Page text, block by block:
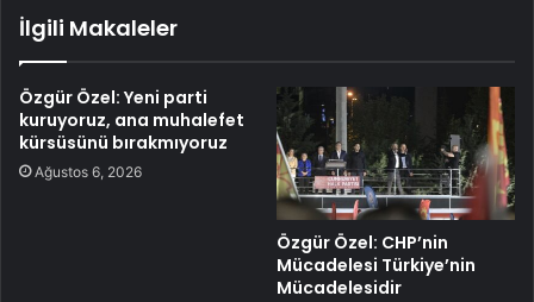
İlgili Makaleler
Özgür Özel: Yeni parti
kuruyoruz, ana muhalefet
kürsüsünü bırakmıyoruz
Ağustos 6, 2026
Özgür Özel: CHP’nin
Mücadelesi Türkiye’nin
Mücadelesidir